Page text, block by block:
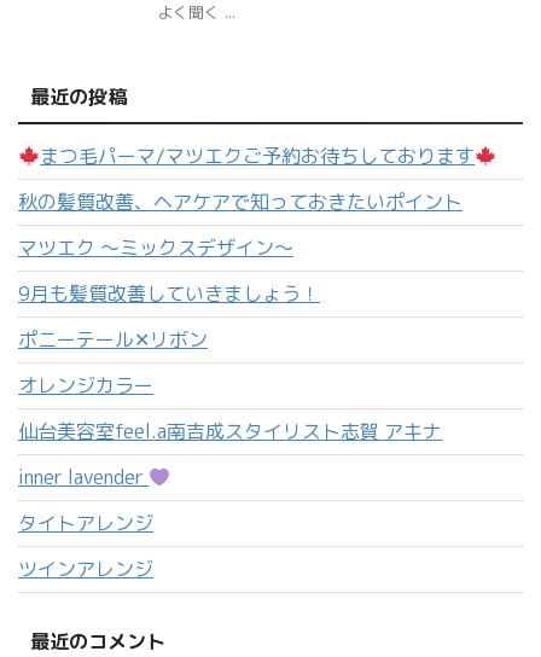
よく聞く ...
最近の投稿
まつ毛パーマ/マツエクご予約お待ちしております
秋の髪質改善、ヘアケアで知っておきたいポイント
マツエク 〜ミックスデザイン〜
9月も髪質改善していきましょう！
ポニーテール‪✕‬リボン
オレンジカラー
仙台美容室feel.a南吉成スタイリスト志賀 アキナ
inner lavender
タイトアレンジ
ツインアレンジ
最近のコメント